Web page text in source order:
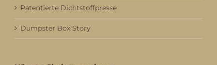
Patentierte Dichtstoffpresse
Dumpster Box Story